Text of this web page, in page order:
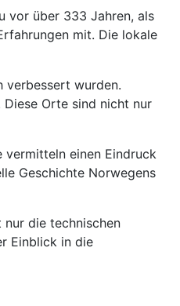
vor über 333 Jahren, als
mit. Die lokale
verbessert wurden.
Orte sind nicht nur
einen Eindruck
Geschichte Norwegens
die technischen
Einblick in die